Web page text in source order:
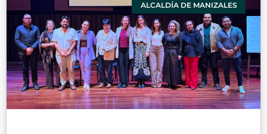
ALCALDÍA DE MANIZALES